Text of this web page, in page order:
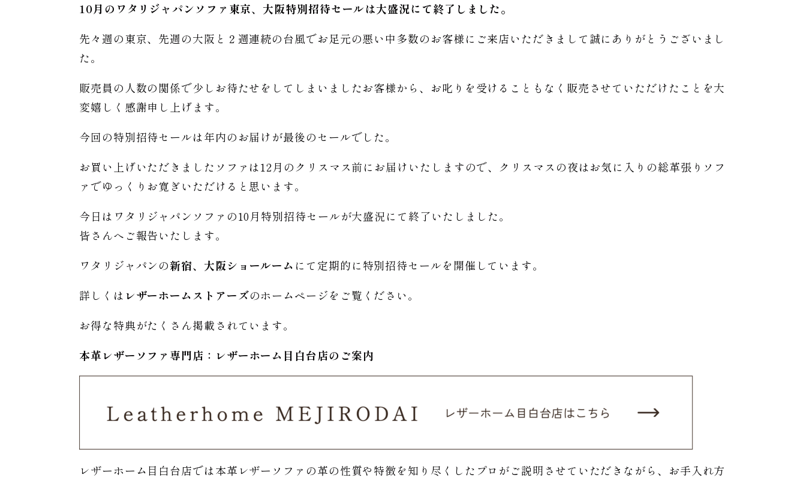
10月のワタリジャパンソファ東京、大阪特別招待セールは大盛況にて終了しました。
先々週の東京、先週の大阪と２週連続の台風でお足元の悪い中多数のお客様にご来店いただきまして誠にありがとうございまし
た。
販売員の人数の関係で少しお待たせをしてしまいましたお客様から、お叱りを受けることもなく販売させていただけたことを大
変嬉しく感謝申し上げます。
今回の特別招待セールは年内のお届けが最後のセールでした。
お買い上げいただきましたソファは12月のクリスマス前にお届けいたしますので、クリスマスの夜はお気に入りの総革張りソフ
ァでゆっくりお寛ぎいただけると思います。
今日はワタリジャパンソファの10月特別招待セールが大盛況にて終了いたしました。
皆さんへご報告いたします。
ワタリジャパンの新宿、大阪ショールーム にて定期的に特別招待セールを開催しています。
詳しくは レザーホームストアーズのホームページをご覧ください。
お得な特典がたくさん掲載されています。
本革レザーソファ専門店：レザーホーム 目白台店のご案内
レザーホーム目白台店では本革レザーソファの革の性質や特徴を知り尽くしたプロがご説明させていただきながら、お手入れ方